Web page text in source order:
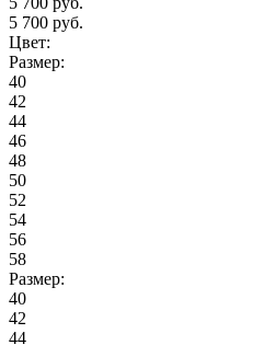
5 700 руб.
Цвет:
Размер:
40
42
44
46
48
50
52
54
56
58
Размер:
40
42
44